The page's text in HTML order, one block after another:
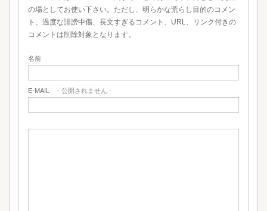
の場としてお使い下さい。ただし、明らかな荒らし目的のコメン
ト、過度な誹謗中傷、長文すぎるコメント、URL、リンク付きの
コメントは削除対象となります。
名前
E-MAIL - 公開されません -